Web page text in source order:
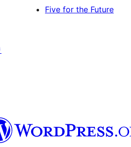
Five for the Future